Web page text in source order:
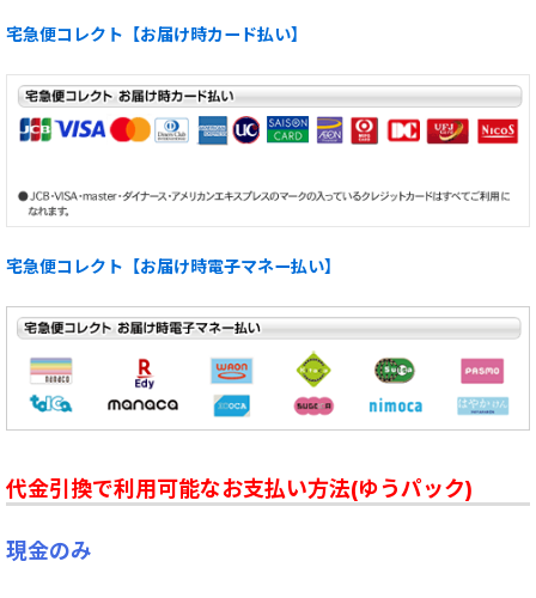
宅急便コレクト【お届け時カード払い】
宅急便コレクト【お届け時電子マネー払い】
代金引換で利用可能なお支払い方法(ゆうパック)
現金のみ